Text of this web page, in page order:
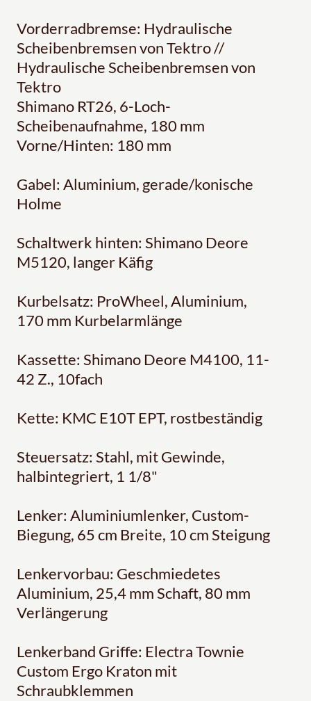
Vorderradbremse: Hydraulische
Scheibenbremsen von Tektro //
Hydraulische Scheibenbremsen von
Tektro
Shimano RT26, 6-Loch-
Scheibenaufnahme, 180 mm
Vorne/Hinten: 180 mm
Gabel: Aluminium, gerade/konische
Holme
Schaltwerk hinten: Shimano Deore
M5120, langer Käfig
Kurbelsatz: ProWheel, Aluminium,
170 mm Kurbelarmlänge
Kassette: Shimano Deore M4100, 11-
42 Z., 10fach
Kette: KMC E10T EPT, rostbeständig
Steuersatz: Stahl, mit Gewinde,
halbintegriert, 1 1/8"
Lenker: Aluminiumlenker, Custom-
Biegung, 65 cm Breite, 10 cm Steigung
Lenkervorbau: Geschmiedetes
Aluminium, 25,4 mm Schaft, 80 mm
Verlängerung
Lenkerband Griffe: Electra Townie
Custom Ergo Kraton mit
Schraubklemmen